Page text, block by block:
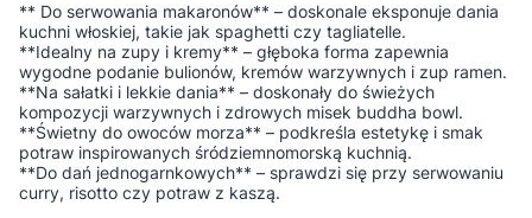
** Do serwowania makaronów** – doskonale eksponuje dania
kuchni włoskiej, takie jak spaghetti czy tagliatelle.
**Idealny na zupy i kremy** – głęboka forma zapewnia
wygodne podanie bulionów, kremów warzywnych i zup ramen.
**Na sałatki i lekkie dania** – doskonały do świeżych
kompozycji warzywnych i zdrowych misek buddha bowl.
**Świetny do owoców morza** – podkreśla estetykę i smak
potraw inspirowanych śródziemnomorską kuchnią.
**Do dań jednogarnkowych** – sprawdzi się przy serwowaniu
curry, risotto czy potraw z kaszą.